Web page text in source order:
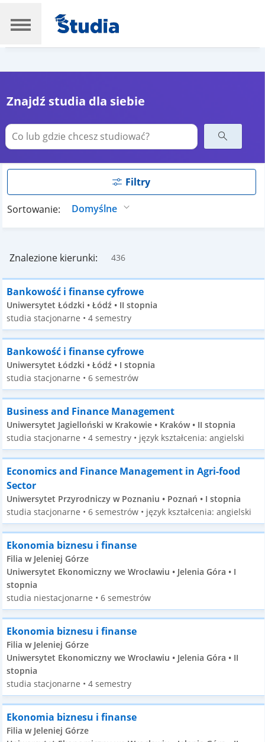
Znajdź studia dla siebie
Filtry
Sortowanie:
Znalezione kierunki: 436
Bankowość i finanse cyfrowe
Uniwersytet Łódzki • Łódź • II stopnia
studia stacjonarne • 4 semestry
Bankowość i finanse cyfrowe
Uniwersytet Łódzki • Łódź • I stopnia
studia stacjonarne • 6 semestrów
Business and Finance Management
Uniwersytet Jagielloński w Krakowie • Kraków • II stopnia
studia stacjonarne • 4 semestry • język kształcenia: angielski
Economics and Finance Management in Agri-food
Sector
Uniwersytet Przyrodniczy w Poznaniu • Poznań • I stopnia
studia stacjonarne • 6 semestrów • język kształcenia: angielski
Ekonomia biznesu i finanse
Filia w Jeleniej Górze
Uniwersytet Ekonomiczny we Wrocławiu • Jelenia Góra • I
stopnia
studia niestacjonarne • 6 semestrów
Ekonomia biznesu i finanse
Filia w Jeleniej Górze
Uniwersytet Ekonomiczny we Wrocławiu • Jelenia Góra • II
stopnia
studia stacjonarne • 4 semestry
Ekonomia biznesu i finanse
Filia w Jeleniej Górze